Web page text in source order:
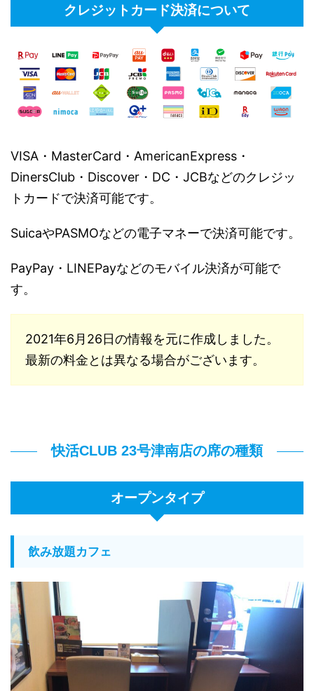
クレジットカード決済について
VISA・MasterCard・AmericanExpress・
DinersClub・Discover・DC・JCBなどのクレジッ
トカードで決済可能です。
SuicaやPASMOなどの電子マネーで決済可能です。
PayPay・LINEPayなどのモバイル決済が可能で
す。
2021年6月26日の情報を元に作成しました。
最新の料金とは異なる場合がございます。
快活CLUB 23号津南店の席の種類
オープンタイプ
飲み放題カフェ